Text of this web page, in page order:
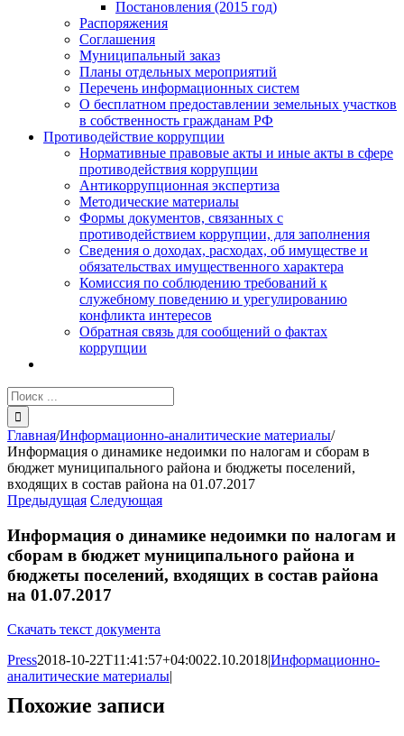
Постановления (2015 год)
Распоряжения
Соглашения
Муниципальный заказ
Планы отдельных мероприятий
Перечень информационных систем
О бесплатном предоставлении земельных участков
в собственность гражданам РФ
Противодействие коррупции
Нормативные правовые акты и иные акты в сфере
противодействия коррупции
Антикоррупционная экспертиза
Методические материалы
Формы документов, связанных с
противодействием коррупции, для заполнения
Сведения о доходах, расходах, об имуществе и
обязательствах имущественного характера
Комиссия по соблюдению требований к
служебному поведению и урегулированию
конфликта интересов
Обратная связь для сообщений о фактах
коррупции
Результат
поиска:
Главная/Информационно-аналитические материалы/
Информация о динамике недоимки по налогам и сборам в
бюджет муниципального района и бюджеты поселений,
входящих в состав района на 01.07.2017
Предыдущая Следующая
Информация о динамике недоимки по налогам и
сборам в бюджет муниципального района и
бюджеты поселений, входящих в состав района
на 01.07.2017
Скачать текст документа
Press2018-10-22T11:41:57+04:0022.10.2018|Информационно-
аналитические материалы|
Похожие записи